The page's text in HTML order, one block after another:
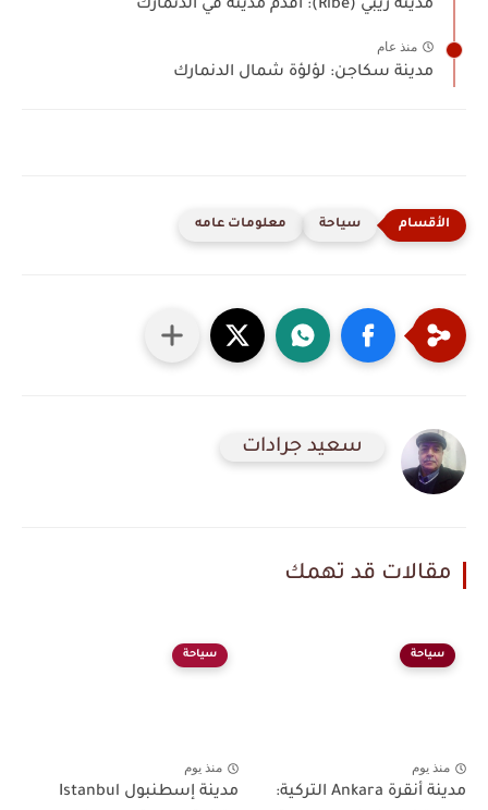
مدينة ريبي (Ribe): أقدم مدينة في الدنمارك
منذ عام
مدينة سكاجن: لؤلؤة شمال الدنمارك
سياحة معلومات عامه
سعيد جرادات
مقالات قد تهمك
سياحة
منذ يوم
مدينة أنقرة Ankara التركية:
سياحة
منذ يوم
مدينة إسطنبول Istanbul